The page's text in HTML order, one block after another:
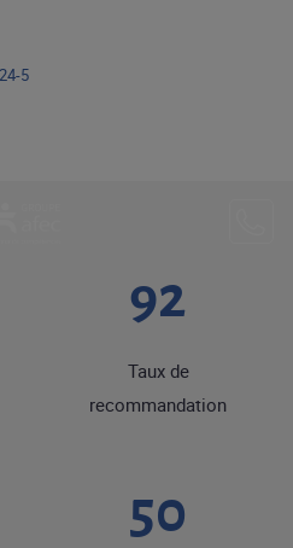
92
Taux de
recommandation
50
5